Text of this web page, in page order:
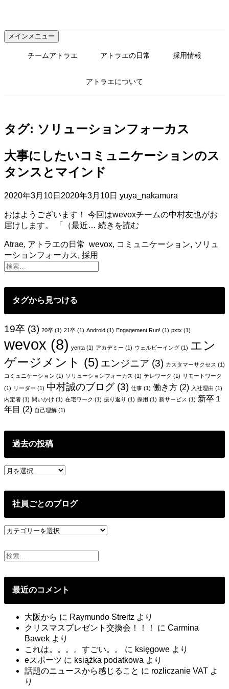
テ
ン
メインメニュー
チームアトラエ アトラエの日常 採用情報
アトラエについて
タグ: ソリューションフォーカス
大事にしたいコミュニケーションのス
タンスとマインド
2020年3月10日 2020年3月10日 yuya_nakamura
おはようございます！ 今回はwevoxチームの中村友也がお
届けします。 「（最近… 続きを読む
に
コ
ケ
ョ
ン
の
ス
ス
Atrae, アトラエの日常 wevox, コミュニケーション, ソリュ
ーションフォーカス, 採用
タグから見つける
19卒 (3) 20卒 (1) 21卒 (1) Android (1) Engagement Run! (1) pxtx (1)
wevox (8) yenta (1) アカデミー (1) ウェルビーイング (1) エン
ゲージメント (5) エンジニア (3) カスタマーサクセス (1)
コミュニケーション (1) ソリューションフォーカス (1) テレワーク (1) リモートワーク
(1) リーダー (1) 中村誠のブログ(3) 仕事 (1) 働き方 (2) 入社理由 (1)
内定者 (1) 問いかけ (1) 在宅ワーク (1) 振り返り (1) 採用 (1) 新サービス (1) 新卒１
年目 (2) 自己理解 (1)
過去の投稿
過
の
社員ごとのブログ
社
ご
と
グ
最近のコメント
大阪から に Raymundo Streitz より
クリスマスプレゼント交換会！！！
に Carmina
Bawek より
これは。。。。すごい。。
に księgowe より
eスポーツ に książka podatkowa より
話題のニュースから感じること に rozliczanie VAT よ
り